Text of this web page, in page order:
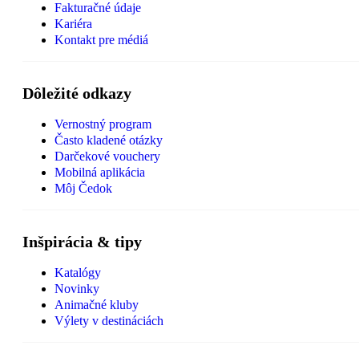
Fakturačné údaje
Kariéra
Kontakt pre médiá
Dôležité odkazy
Vernostný program
Často kladené otázky
Darčekové vouchery
Mobilná aplikácia
Môj Čedok
Inšpirácia & tipy
Katalógy
Novinky
Animačné kluby
Výlety v destináciách